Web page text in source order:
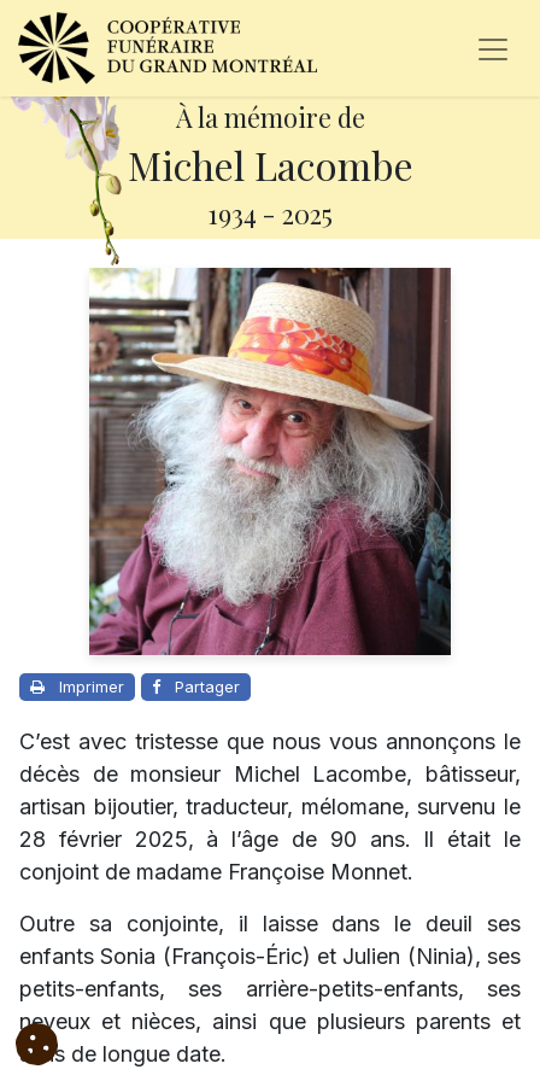
À la mémoire de
Michel Lacombe
1934 - 2025
Imprimer Partager
C’est avec tristesse que nous vous annonçons le
décès de monsieur Michel Lacombe, bâtisseur,
artisan bijoutier, traducteur, mélomane, survenu le
28 février 2025, à l’âge de 90 ans. Il était le
conjoint de madame Françoise Monnet.
Outre sa conjointe, il laisse dans le deuil ses
enfants Sonia (François-Éric) et Julien (Ninia), ses
petits-enfants, ses arrière-petits-enfants, ses
neveux et nièces, ainsi que plusieurs parents et
amis de longue date.